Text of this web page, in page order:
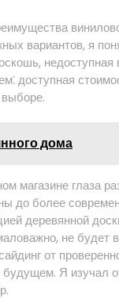
вариантов, я
доступная
дома
магазине глаза
до более
деревянной
не будет
от
Я изучал